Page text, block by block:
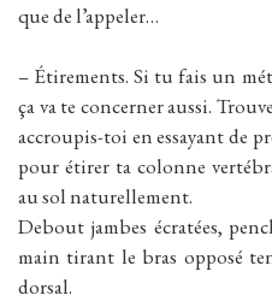
que de l’appeler…
– Étirements. Si tu fais un
ça va te concerner aussi.
accroupis-toi en essayant de
pour étirer ta colonne
au sol naturellement.
Debout jambes écratées,
main tirant le bras opposé
dorsal.